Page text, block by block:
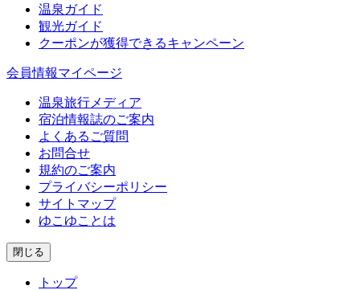
温泉ガイド
観光ガイド
クーポンが獲得できるキャンペーン
会員情報マイページ
温泉旅行メディア
宿泊情報誌のご案内
よくあるご質問
お問合せ
規約のご案内
プライバシーポリシー
サイトマップ
ゆこゆことは
閉じる
トップ